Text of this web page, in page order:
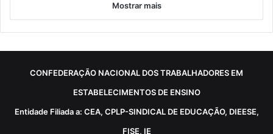
Mostrar mais
CONFEDERAÇÃO NACIONAL DOS TRABALHADORES EM
ESTABELECIMENTOS DE ENSINO
Entidade Filiada a: CEA, CPLP-SINDICAL DE EDUCAÇÃO, DIEESE,
FISE, IE